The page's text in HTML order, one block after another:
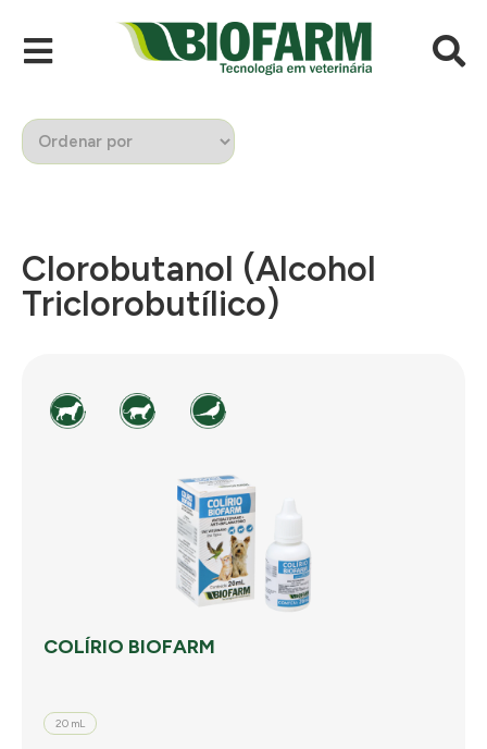
Clorobutanol (Alcohol
Triclorobutílico)
COLÍRIO BIOFARM
20 mL